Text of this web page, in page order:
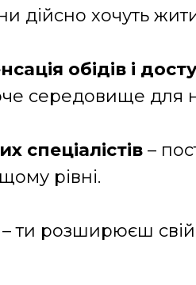
дійсно хочуть
обідів і
середовище для
спеціалістів –
рівні.
– ти розширюєш свій